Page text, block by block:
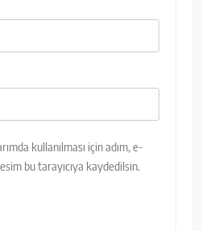
kullanılması için adım, e-
bu tarayıcıya kaydedilsin.